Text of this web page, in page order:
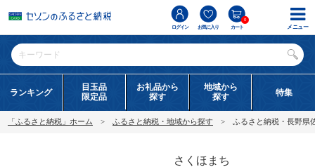
ログイン お気に入り カート
0
ランキング
目玉品
限定品
お礼品から
探す
地域から
探す
特集
「ふるさと納税」ホーム ふるさと納税・地域から探す ふるさと納税・長野県
さくほまち
メニュー